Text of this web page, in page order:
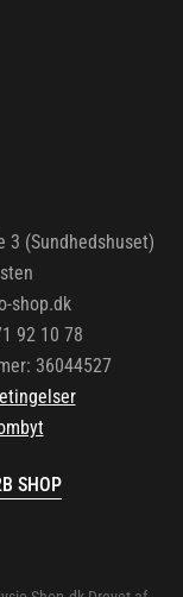
3 (Sundhedshuset)
shop.dk
92 10 78
36044527
SHOP